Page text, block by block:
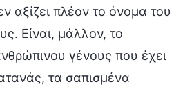
αξίζει πλέον το όνομα του
Είναι, μάλλον, το
γένους που έχει
τα σαπισμένα